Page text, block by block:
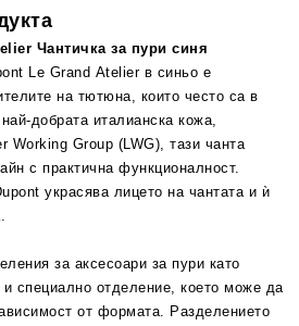
Чантичка за пури синя
Le Grand Atelier в синьо е
на тютюна, които често са в
добрата италианска кожа,
Working Group (LWG), тази чанта
с практична функционалност.
украсява лицето на чантата и ѝ
за аксесоари за пури като
и специално отделение, което може да
от формата. Разделението